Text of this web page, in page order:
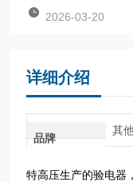
2026-03-20
详细介绍
品牌
其
特高压生产的验电器